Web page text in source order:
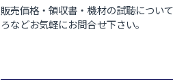
販売価格・領収書・機材の試聴につい
ろなどお気軽にお問合せ下さい。